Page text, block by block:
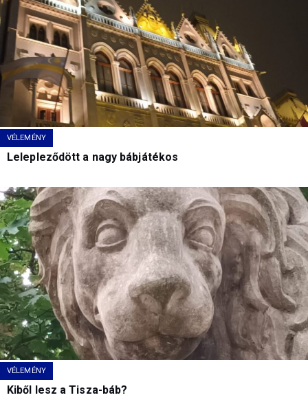
VÉLEMÉNY
Lelepleződött a nagy bábjátékos
VÉLEMÉNY
Kiből lesz a Tisza-báb?